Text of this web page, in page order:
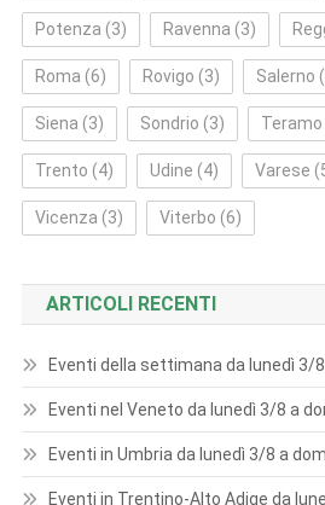
Potenza (3) Ravenna (3)
Roma (6) Rovigo (3) Salerno
Siena (3) Sondrio (3) Teramo
Trento (4) Udine (4) Varese
Vicenza (3) Viterbo (6)
ARTICOLI RECENTI
Eventi della settimana da lunedì 3/
Eventi nel Veneto da lunedì 3/8 a
Eventi in Umbria da lunedì 3/8 a
Eventi in Trentino-Alto Adige da